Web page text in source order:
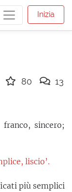
Inizia
sincero;
liscio’.
più semplici
80 13